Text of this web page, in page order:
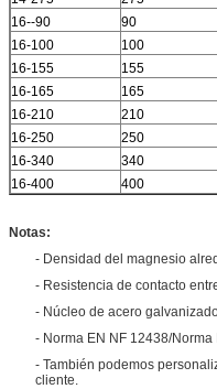
16--90
90
16-100
100
16-155
155
16-165
165
16-210
210
16-250
250
16-340
340
16-400
400
Notas:
- Densidad del magnesio
- Resistencia de contacto
- Núcleo de acero
- Norma EN NF 12438/Norma
- También podemos
cliente.